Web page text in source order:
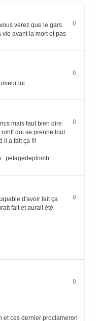
0
verez que le gars
vie avant la mort et pas
0
lui
0
mais faut bien dire
qui se prenne tout
il a fait ça !!!
:petagedeplomb:
0
d'avoir fait ça
fait et aurait été
0
et ces dernier proclameron